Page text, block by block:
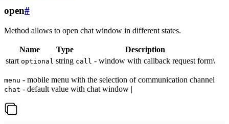
open#
Method allows to open chat window in different states.
Name Type
Description
start optional string call - window with callback request form\
menu - mobile menu with the selection of communication channel
chat - default value with chat window |